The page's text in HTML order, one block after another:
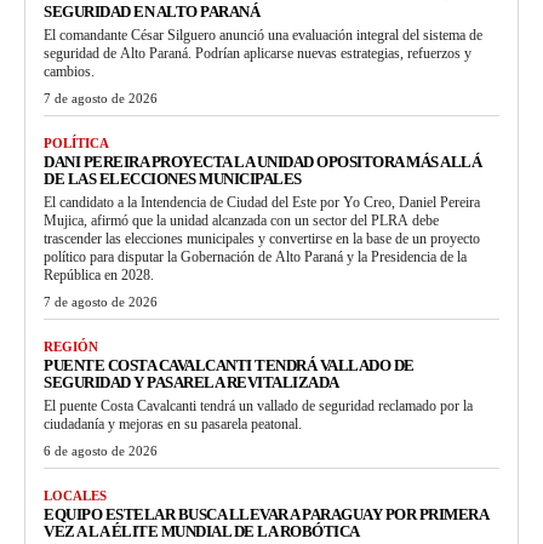
SEGURIDAD EN ALTO PARANÁ
El comandante César Silguero anunció una evaluación integral del sistema de
seguridad de Alto Paraná. Podrían aplicarse nuevas estrategias, refuerzos y
cambios.
7 de agosto de 2026
POLÍTICA
DANI PEREIRA PROYECTA LA UNIDAD OPOSITORA MÁS ALLÁ
DE LAS ELECCIONES MUNICIPALES
El candidato a la Intendencia de Ciudad del Este por Yo Creo, Daniel Pereira
Mujica, afirmó que la unidad alcanzada con un sector del PLRA debe
trascender las elecciones municipales y convertirse en la base de un proyecto
político para disputar la Gobernación de Alto Paraná y la Presidencia de la
República en 2028.
7 de agosto de 2026
REGIÓN
PUENTE COSTA CAVALCANTI TENDRÁ VALLADO DE
SEGURIDAD Y PASARELA REVITALIZADA
El puente Costa Cavalcanti tendrá un vallado de seguridad reclamado por la
ciudadanía y mejoras en su pasarela peatonal.
6 de agosto de 2026
LOCALES
EQUIPO ESTELAR BUSCA LLEVAR A PARAGUAY POR PRIMERA
VEZ A LA ÉLITE MUNDIAL DE LA ROBÓTICA